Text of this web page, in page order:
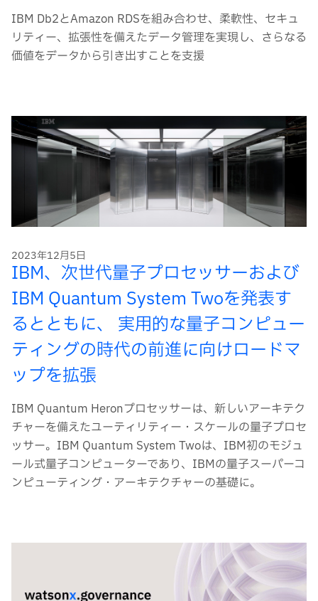
IBM Db2とAmazon RDSを組み合わせ、柔軟性、セキュ
リティー、拡張性を備えたデータ管理を実現し、さらなる
価値をデータから引き出すことを支援
2023年12月5日
IBM、次世代量子プロセッサーおよび
IBM Quantum System Twoを発表す
るとともに、 実用的な量子コンピュー
ティングの時代の前進に向けロードマ
ップを拡張
IBM Quantum Heronプロセッサーは、新しいアーキテク
チャーを備えたユーティリティー・スケールの量子プロセ
ッサー。IBM Quantum System Twoは、IBM初のモジュ
ール式量子コンピューターであり、IBMの量子スーパーコ
ンピューティング・アーキテクチャーの基礎に。